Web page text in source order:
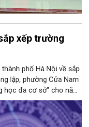
xếp trường
phố Hà Nội về sắp
lập, phường Cửa Nam
học đa cơ sở" cho năm
tinh gọn đầu mối
sở vật chất, vừa bảo
học", giữ vững tâm